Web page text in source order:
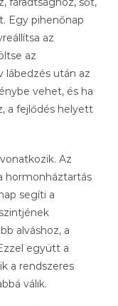
Egy pihenőnap
az
az
lábedzés után az
vehet, és ha
a fejlődés helyett
Az
hormonháztartás
segíti a
alváshoz, a
együtt a
a rendszeres
válik.